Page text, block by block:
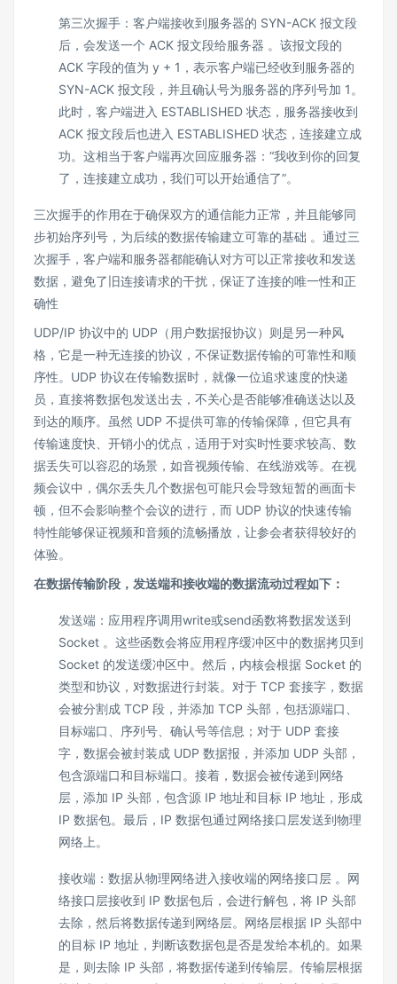
第三次握手：客户端接收到服务器的 SYN-ACK 报文段
后，会发送一个 ACK 报文段给服务器 。该报文段的
ACK 字段的值为 y + 1，表示客户端已经收到服务器的
SYN-ACK 报文段，并且确认号为服务器的序列号加 1。
此时，客户端进入 ESTABLISHED 状态，服务器接收到
ACK 报文段后也进入 ESTABLISHED 状态，连接建立成
功。这相当于客户端再次回应服务器：“我收到你的回复
了，连接建立成功，我们可以开始通信了”。
三次握手的作用在于确保双方的通信能力正常，并且能够同
步初始序列号，为后续的数据传输建立可靠的基础 。通过三
次握手，客户端和服务器都能确认对方可以正常接收和发送
数据，避免了旧连接请求的干扰，保证了连接的唯一性和正
确性
UDP/IP 协议中的 UDP（用户数据报协议）则是另一种风
格，它是一种无连接的协议，不保证数据传输的可靠性和顺
序性。UDP 协议在传输数据时，就像一位追求速度的快递
员，直接将数据包发送出去，不关心是否能够准确送达以及
到达的顺序。虽然 UDP 不提供可靠的传输保障，但它具有
传输速度快、开销小的优点，适用于对实时性要求较高、数
据丢失可以容忍的场景，如音视频传输、在线游戏等。在视
频会议中，偶尔丢失几个数据包可能只会导致短暂的画面卡
顿，但不会影响整个会议的进行，而 UDP 协议的快速传输
特性能够保证视频和音频的流畅播放，让参会者获得较好的
体验。
在数据传输阶段，发送端和接收端的数据流动过程如下：
发送端：应用程序调用write或send函数将数据发送到
Socket 。这些函数会将应用程序缓冲区中的数据拷贝到
Socket 的发送缓冲区中。然后，内核会根据 Socket 的
类型和协议，对数据进行封装。对于 TCP 套接字，数据
会被分割成 TCP 段，并添加 TCP 头部，包括源端口、
目标端口、序列号、确认号等信息；对于 UDP 套接
字，数据会被封装成 UDP 数据报，并添加 UDP 头部，
包含源端口和目标端口。接着，数据会被传递到网络
层，添加 IP 头部，包含源 IP 地址和目标 IP 地址，形成
IP 数据包。最后，IP 数据包通过网络接口层发送到物理
网络上。
接收端：数据从物理网络进入接收端的网络接口层 。网
络接口层接收到 IP 数据包后，会进行解包，将 IP 头部
去除，然后将数据传递到网络层。网络层根据 IP 头部中
的目标 IP 地址，判断该数据包是否是发给本机的。如果
是，则去除 IP 头部，将数据传递到传输层。传输层根据